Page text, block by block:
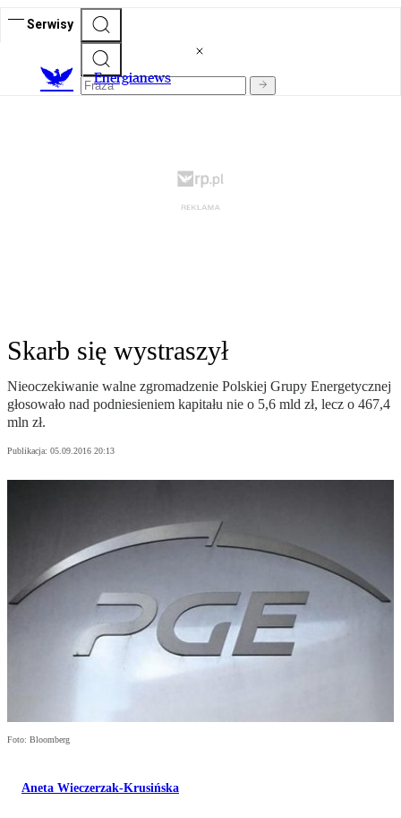
Serwisy
Energianews
Skarb się wystraszył
Nieoczekiwanie walne zgromadzenie Polskiej Grupy Energetycznej
głosowało nad podniesieniem kapitału nie o 5,6 mld zł, lecz o 467,4
mln zł.
Publikacja: 05.09.2016 20:13
Foto: Bloomberg
Aneta Wieczerzak-Krusińska